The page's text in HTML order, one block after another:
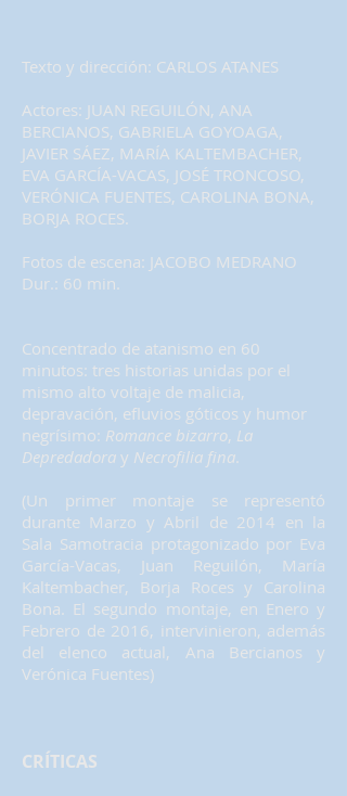
Texto y dirección: CARLOS ATANES
Actores: JUAN REGUILÓN, ANA
BERCIANOS, GABRIELA GOYOAGA,
JAVIER SÁEZ, MARÍA KALTEMBACHER,
EVA GARCÍA-VACAS, JOSÉ TRONCOSO,
VERÓNICA FUENTES, CAROLINA BONA,
BORJA ROCES.
Fotos de escena: JACOBO MEDRANO
Dur.: 60 min.
Concentrado de atanismo en 60
minutos: tres historias unidas por el
mismo alto voltaje de malicia,
depravación, efluvios góticos y humor
negrísimo: Romance bizarro, La
Depredadora y Necrofilia fina.
(Un primer montaje se representó
durante Marzo y Abril de 2014 en la
Sala Samotracia protagonizado por Eva
García-Vacas, Juan Reguilón, María
Kaltembacher, Borja Roces y Carolina
Bona. El segundo montaje, en Enero y
Febrero de 2016, intervinieron, además
del elenco actual, Ana Bercianos y
Verónica Fuentes)
CRÍTICAS